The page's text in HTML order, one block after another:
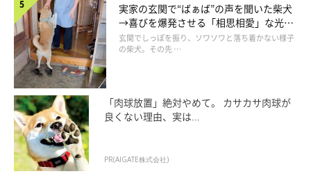
実家の玄関で“ばぁば”の声を聞いた柴犬
→喜びを爆発させる「相思相愛」な光景
にほっこり
玄関でしっぽを振り、ソワソワと落ち着かない様子
の柴犬。その先 …
「肉球放置」絶対やめて。 カサカサ肉球が
良くない理由、実は...
PR(AIGATE株式会社)